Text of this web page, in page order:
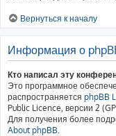
Вернуться к началу
Информация о
Кто написал эту
Это программное
распространяется phpBB
Public Licence, версии 2
Для получения более
About phpBB.